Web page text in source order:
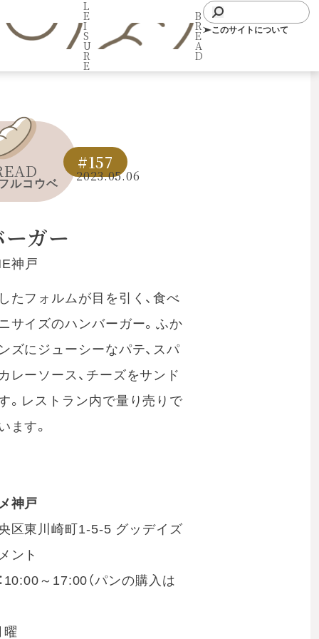
L
E
I
S
U
R
E
B
R
E
A
D
このサイトについて
ルコウベ
#157
2023.05.06
ガー
神戸
たフォルムが目を引く、食べ
サイズのハンバーガー。ふか
ズにジューシーなパテ、スパ
レーソース、チーズをサンド
。レストラン内で量り売りで
ます。
神戸
区東川崎町1-5-5 グッデイズ
ント
10:00～17:00（パンの購入は
曜